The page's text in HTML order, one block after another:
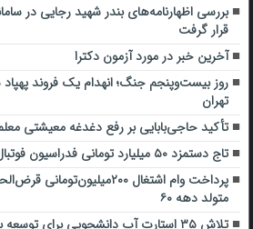
بررسی اظهارنامه‌های بندر شهید رجایی در
قرار گرفت
آخرین خبر در مورد آزمون دکترا
روز بیست‌وپنجم جنگ؛ انهدام یک فروند
تهران
تأکید حاجی‌بابایی بر رفع دغدغه معیشتی
تاج دستمزد ۵۰ میلیارد تومانی فدراسیون فوتبال را نخواست؟!
پرداخت وام اشتغال
متولد دهه ۶۰
تلاش ۳۵ استارت آپ دانشجویی برای توسعه بازار نانو